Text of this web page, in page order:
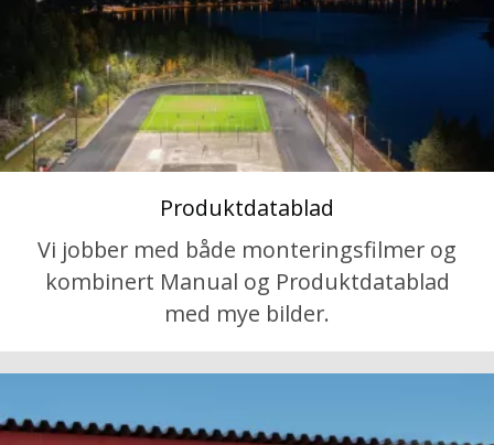
Produktdatablad
Vi jobber med både monteringsfilmer og
kombinert Manual og Produktdatablad
med mye bilder.